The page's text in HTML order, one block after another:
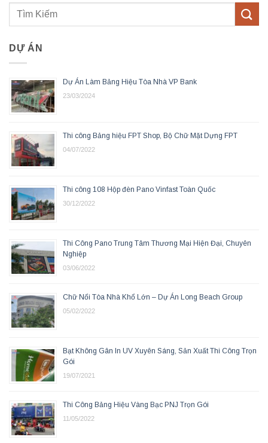
DỰ ÁN
Dự Án Làm Bảng Hiệu Tòa Nhà VP Bank
23/03/2024
Thi công Bảng hiệu FPT Shop, Bộ Chữ Mặt Dựng FPT
04/07/2022
Thi công 108 Hộp đèn Pano Vinfast Toàn Quốc
30/12/2022
Thi Công Pano Trung Tâm Thương Mại Hiện Đại, Chuyên
Nghiệp
03/06/2022
Chữ Nổi Tòa Nhà Khổ Lớn – Dự Án Long Beach Group
05/02/2022
Bạt Không Gân In UV Xuyên Sáng, Sản Xuất Thi Công Trọn
Gói
19/07/2021
Thi Công Bảng Hiệu Vàng Bạc PNJ Trọn Gói
11/05/2022